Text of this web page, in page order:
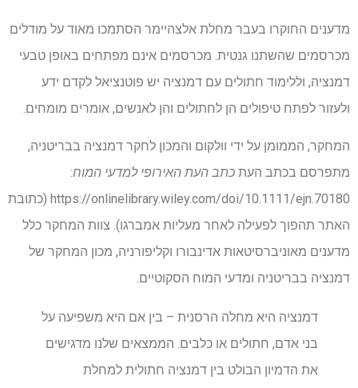
מדענים החוקרו בעבר מחלת אלצהיימר הסתמכו מאוד על מודלים
מכרסמים שהשתנו גנטית. מכרסמים אינם מפתחים באופן טבעי
דמנציה, וללימוד חתולים עם דמנציה יש פוטנציאל לקדם ידע
ולעזור לפתח טיפולים הן לחתולים והן לאנשים, אומרים מומחים.
המחקר, הממומן על ידי וולקום והמכון לחקר דמנציה בבריטניה,
מתפרסם בכתב העת כתב העת האירופי למדעי המוח:
https://onlinelibrary.wiley.com/doi/10.1111/ejn.70180 (כתובת
האתר תהפוך לפעילה לאחר מעליות אמברגו). צוות המחקר כלל
מדענים מאוניברסיטאות אדינבורו וקליפורניה, מכון המחקר של
דמנציה בבריטניה ומדעי המוח הסקוטיים.
דמנציה היא מחלה הרסנית – בין אם היא משפיעה על
בני אדם, חתולים או כלבים. הממצאים שלנו מדגישים
את הדמיון הבולט בין דמנציה חתולית למחלת